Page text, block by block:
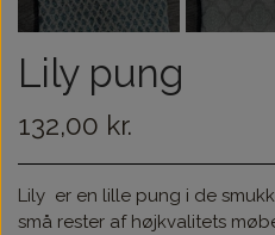
Lily pung
132,00 kr.
Lily er en lille pung i de
små rester af højkvalitets